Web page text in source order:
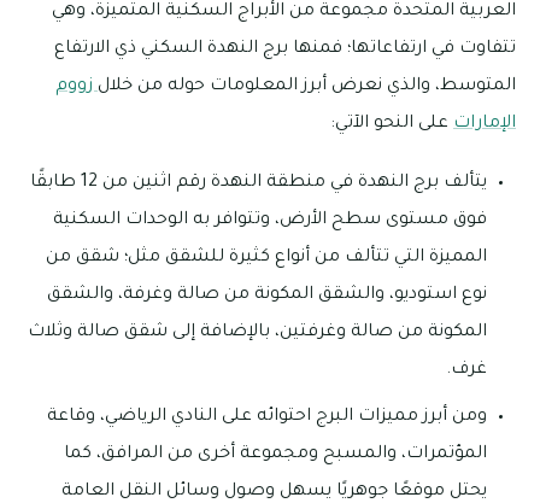
العربية المتحدة مجموعة من الأبراج السكنية المتميزة، وهي
تتفاوت في ارتفاعاتها؛ فمنها برج النهدة السكني ذي الارتفاع
المتوسط، والذي نعرض أبرز المعلومات حوله من خلالزووم
الإمارات على النحو الآتي:
يتألف برج النهدة في منطقة النهدة رقم اثنين من 12 طابقًا
فوق مستوى سطح الأرض، وتتوافر به الوحدات السكنية
المميزة التي تتألف من أنواع كثيرة للشقق مثل؛ شقق من
نوع استوديو، والشقق المكونة من صالة وغرفة، والشقق
المكونة من صالة وغرفتين، بالإضافة إلى شقق صالة وثلاث
غرف.
ومن أبرز مميزات البرج احتوائه على النادي الرياضي، وقاعة
المؤتمرات، والمسبح ومجموعة أخرى من المرافق، كما
يحتل موقعًا جوهريًا يسهل وصول وسائل النقل العامة